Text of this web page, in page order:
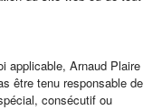
applicable, Arnaud Plaire
être tenu responsable de
consécutif ou